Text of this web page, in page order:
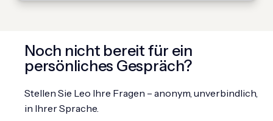
Noch nicht bereit für ein
persönliches Gespräch?
Stellen Sie Leo Ihre Fragen – anonym, unverbindlich,
in Ihrer Sprache.